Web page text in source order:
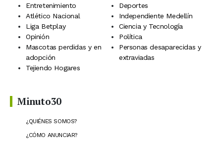
Entretenimiento
Deportes
Atlético Nacional
Independiente Medellín
Liga Betplay
Ciencia y Tecnología
Opinión
Política
Mascotas perdidas y en
adopción
Personas desaparecidas y
extraviadas
Tejiendo Hogares
Minuto30
¿QUIÉNES SOMOS?
¿CÓMO ANUNCIAR?